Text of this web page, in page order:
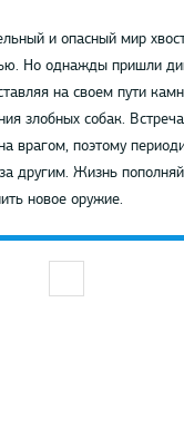
и опасный мир
Но однажды пришли
на своем пути
злобных собак.
врагом, поэтому
другим. Жизнь
новое оружие.